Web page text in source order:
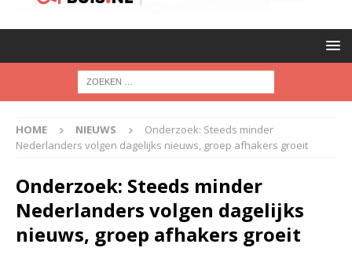
HOME NIEUWS
Onderzoek: Steeds minder
Nederlanders volgen dagelijks nieuws, groep afhakers groeit
Onderzoek: Steeds minder
Nederlanders volgen dagelijks
nieuws, groep afhakers groeit